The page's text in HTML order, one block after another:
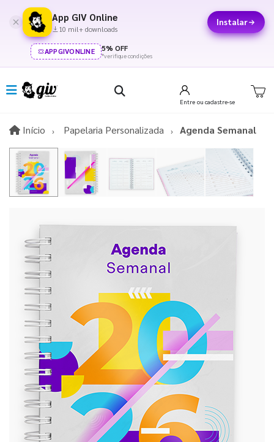
App GIV Online
10 mil+ downloads
Instalar
APPGIVONLINE 5% OFF
*verifique condições
Entre ou cadastre-se
Início InícioPapelaria Personalizada Agenda Semanal